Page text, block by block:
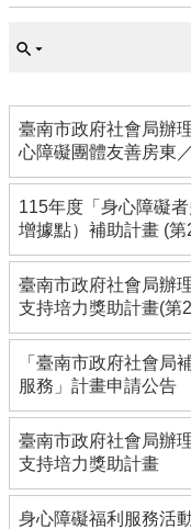
臺南市政府社會局辦
心障礙團體友善房東
115年度「身心障礙
增據點）補助計畫 (
臺南市政府社會局辦
支持培力獎助計畫(第
「臺南市政府社會局
服務」計畫申請公告
臺南市政府社會局辦
支持培力獎助計畫
身心障礙福利服務活